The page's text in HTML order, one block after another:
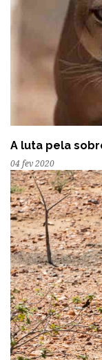
A luta pela
04 fev 2020